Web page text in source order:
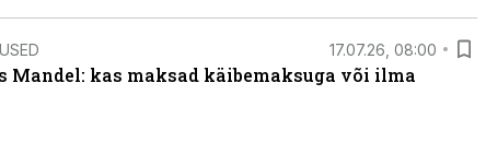
17.07.26, 08:00
Mandel: kas maksad käibemaksuga või ilma